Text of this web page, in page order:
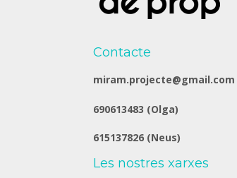
Contacte
miram.projecte@gmail.com
690613483 (Olga)
615137826 (Neus)
Les nostres xarxes